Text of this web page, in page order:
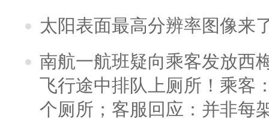
太阳表面最高分辨率图像来
南航一航班疑向乘客发放西
飞行途中排队上厕所！乘客
个厕所；客服回应：并非每